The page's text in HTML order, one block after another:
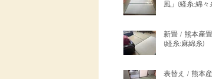
風」(経糸:綿々
新畳 / 熊本産畳
(経糸:麻綿糸)
表替え / 熊本